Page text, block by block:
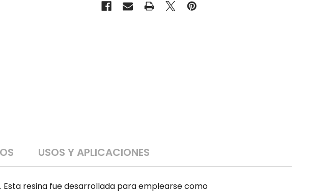
USOS Y APLICACIONES
resina fue desarrollada para emplearse como